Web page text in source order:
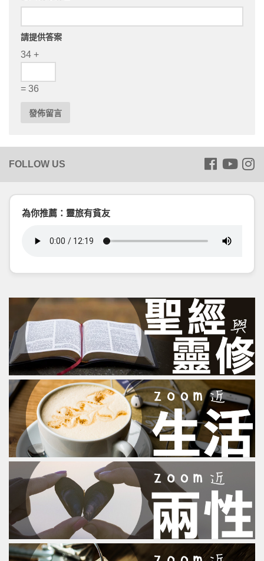
請提供答案
34 +
= 36
為你推薦：靈旅有貧友